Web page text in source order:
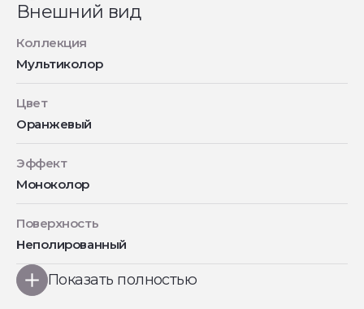
Внешний вид
Коллекция
Мультиколор
Цвет
Оранжевый
Эффект
Моноколор
Поверхность
Неполированный
Показать полностью